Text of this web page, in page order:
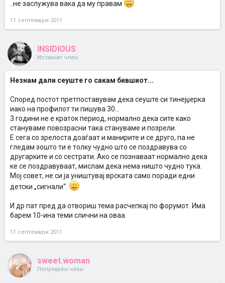
..не заслужува вака да му правам
11 септември 2011
INSIDIOUS
Истакнат член
Незнам дали сеуште го сакам бившиот...
Според постот претпоставувам дека сеуште си тинејџерка
иако на профилот ти пишува 30...
3 години не е краток период, нормално дека сите како
стануваме повозрасни така стануваме и позрели.
Е сега со зрелоста доаѓаат и манирите и се друго, па не
гледам зошто ти е толку чудно што се поздравува со
другарките и со сестрати. Ако се познаваат нормално дека
ке се поздравуваат, мислам дека нема ништо чудно тука.
Мој совет, не си ја уништувај врската само поради едни
детски „сигнали“.
И др пат пред да отвориш тема расчепкај по форумот. Има
барем 10-ина теми слични на оваа
11 септември 2011
sweet.woman
Популарен член